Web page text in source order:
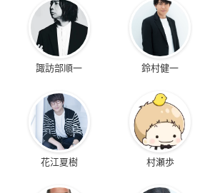
諏訪部順一 鈴村健一
花江夏樹 村瀬歩